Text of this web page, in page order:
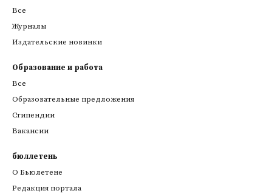
Все
Журналы
Издательские новинки
Образование и работа
Все
Образовательные предложения
Стипендии
Вакансии
бюллетень
О Бьюлетене
Редакция портала